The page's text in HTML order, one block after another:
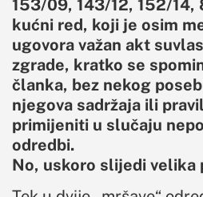
153/09, 143/12, 152/14,
kućni red, koji je osim
ugovora važan akt
zgrade, kratko se
članka, bez nekog
njegova sadržaja ili
primijeniti u slučaju
odredbi.
No, uskoro slijedi velika